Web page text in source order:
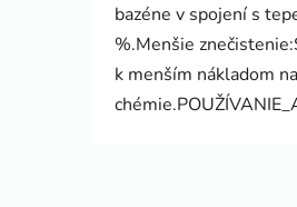
bazéne v spojení s
%.Menšie
k menším nákladom